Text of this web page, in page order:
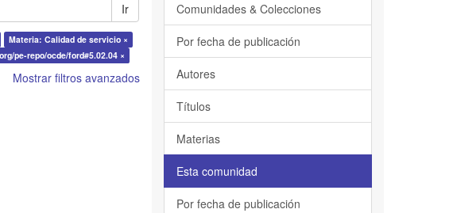
Ir
Materia: Calidad de servicio ×
pe-repo/ocde/ford#5.02.04 ×
Mostrar filtros avanzados
Comunidades & Colecciones
Por fecha de publicación
Autores
Títulos
Materias
Esta comunidad
Por fecha de publicación